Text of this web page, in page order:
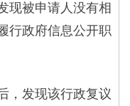
现被申请人没有相
行政府信息公开职
发现该行政复议